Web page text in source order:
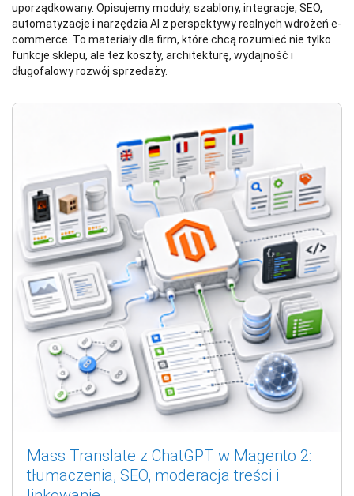
uporządkowany. Opisujemy moduły, szablony, integracje, SEO,
automatyzacje i narzędzia AI z perspektywy realnych wdrożeń e-
commerce. To materiały dla firm, które chcą rozumieć nie tylko
funkcje sklepu, ale też koszty, architekturę, wydajność i
długofalowy rozwój sprzedaży.
Mass Translate z ChatGPT w Magento 2:
tłumaczenia, SEO, moderacja treści i